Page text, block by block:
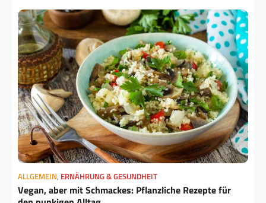
ALLGEMEIN, ERNÄHRUNG & GESUNDHEIT
Vegan, aber mit Schmackes: Pflanzliche Rezepte für